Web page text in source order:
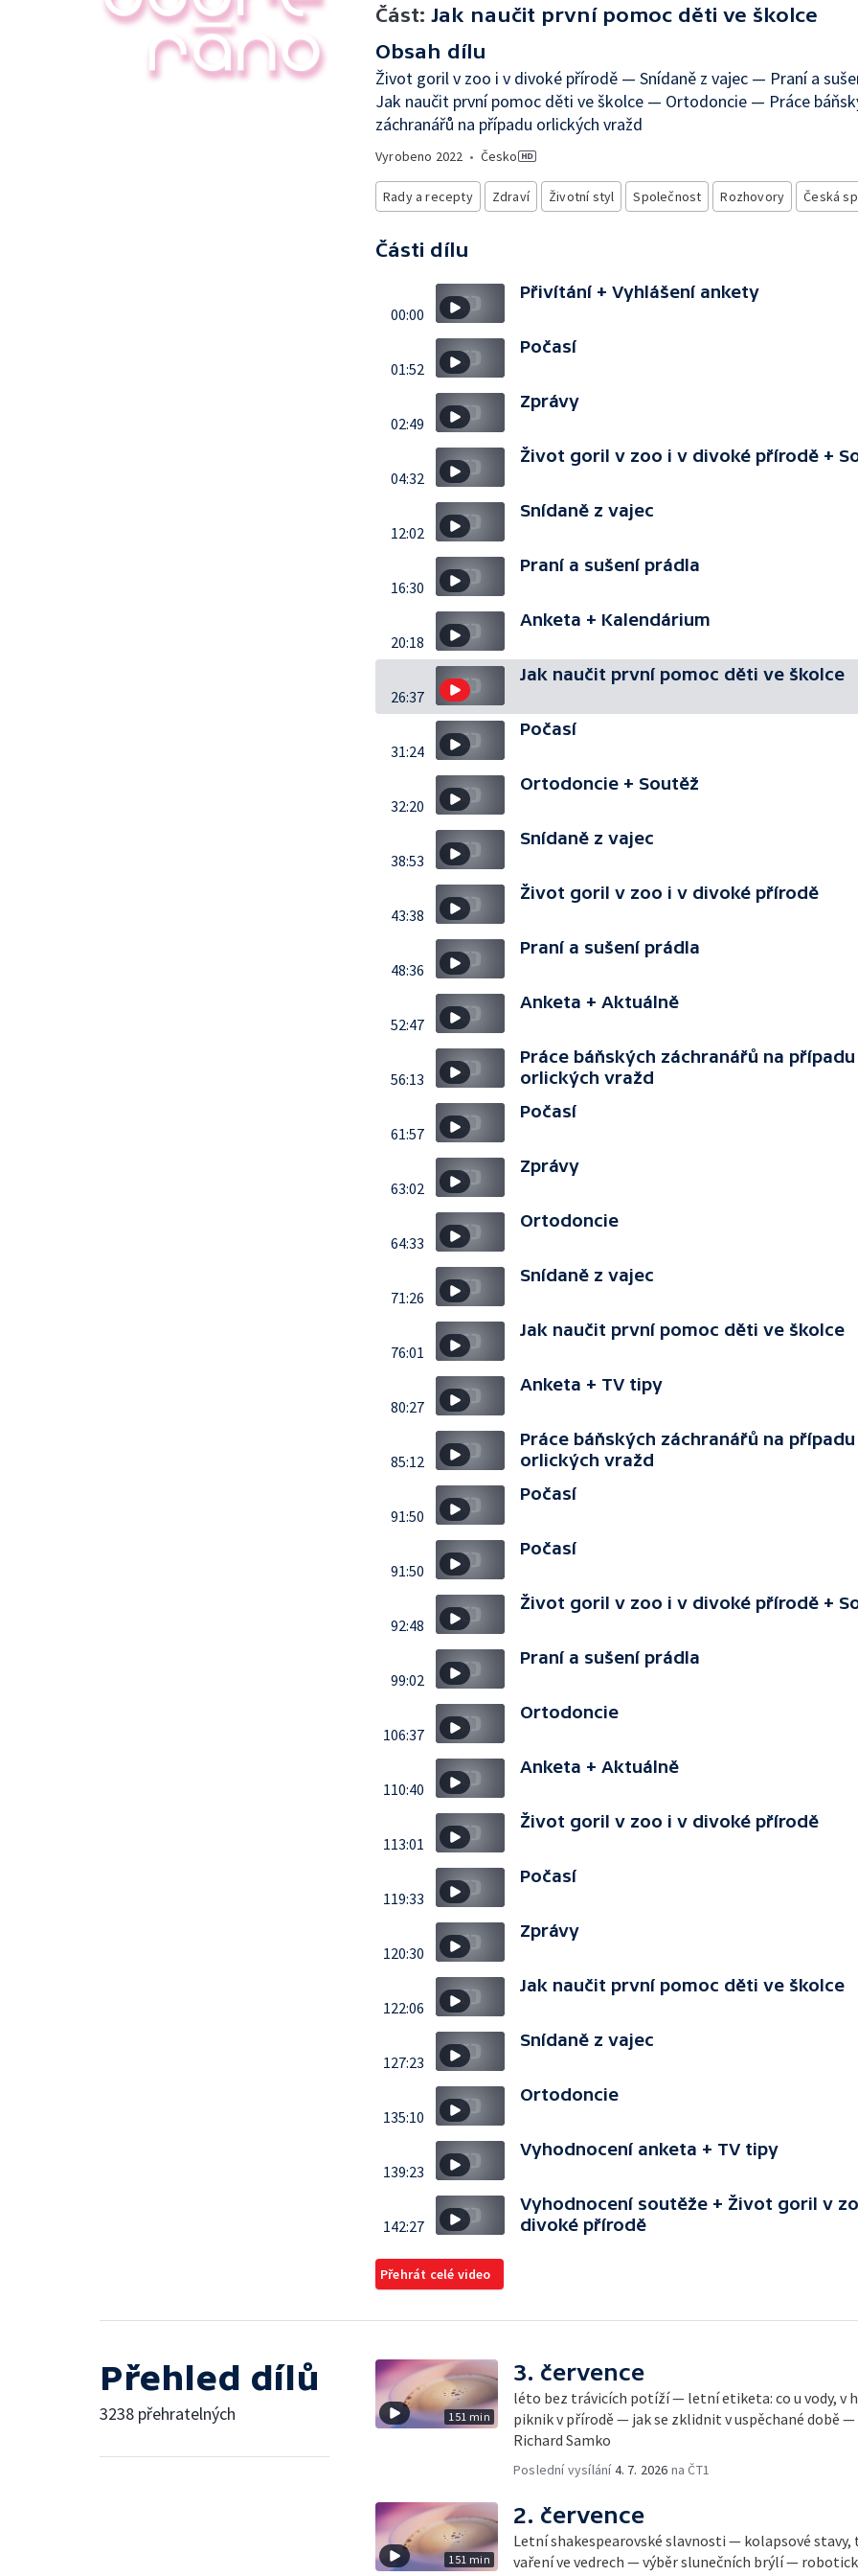
Část: Jak naučit první pomoc děti ve školce
Obsah dílu
Život goril v zoo i v divoké přírodě — Snídaně z vajec — Praní a
Jak naučit první pomoc děti ve školce — Ortodoncie — Práce
záchranářů na případu orlických vražd
Vyrobeno 2022 • Česko
Rady a recepty Zdraví Životní styl Společnost Rozhovory Česká
Části dílu
00:00
Přivítání + Vyhlášení ankety
01:52
Počasí
02:49
Zprávy
04:32
Život goril v zoo i v divoké přírodě +
12:02
Snídaně z vajec
16:30
Praní a sušení prádla
20:18
Anketa + Kalendárium
26:37
Jak naučit první pomoc děti ve školce
31:24
Počasí
32:20
Ortodoncie + Soutěž
38:53
Snídaně z vajec
43:38
Život goril v zoo i v divoké přírodě
48:36
Praní a sušení prádla
52:47
Anketa + Aktuálně
56:13
Práce báňských záchranářů na případu
orlických vražd
61:57
Počasí
63:02
Zprávy
64:33
Ortodoncie
71:26
Snídaně z vajec
76:01
Jak naučit první pomoc děti ve školce
80:27
Anketa + TV tipy
85:12
Práce báňských záchranářů na případu
orlických vražd
91:50
Počasí
91:50
Počasí
92:48
Život goril v zoo i v divoké přírodě +
99:02
Praní a sušení prádla
106:37
Ortodoncie
110:40
Anketa + Aktuálně
113:01
Život goril v zoo i v divoké přírodě
119:33
Počasí
120:30
Zprávy
122:06
Jak naučit první pomoc děti ve školce
127:23
Snídaně z vajec
135:10
Ortodoncie
139:23
Vyhodnocení anketa + TV tipy
142:27
Vyhodnocení soutěže + Život goril v
divoké přírodě
Přehrát celé video
Přehled dílů
3238 přehratelných 151 min
3. července
léto bez trávicích potíží — letní etiketa: co u vody, v
piknik v přírodě — jak se zklidnit v uspěchané době
Richard Samko
Poslední vysílání4. 7. 2026 na ČT1
151 min
2. července
Letní shakespearovské slavnosti — kolapsové
vaření ve vedrech — výběr slunečních brýlí —